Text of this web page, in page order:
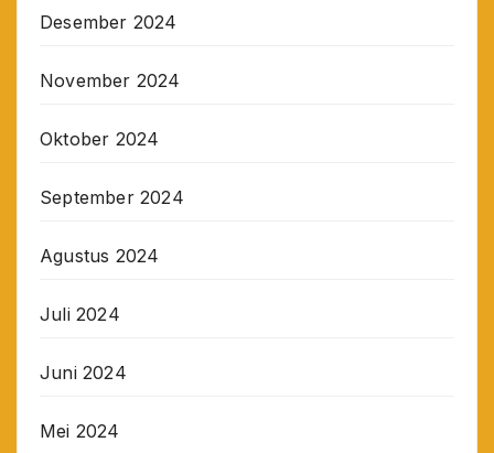
Desember 2024
November 2024
Oktober 2024
September 2024
Agustus 2024
Juli 2024
Juni 2024
Mei 2024